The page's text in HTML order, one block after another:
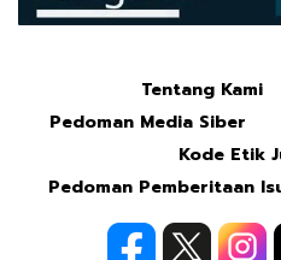
Tentang Kami
Pedoman Media Siber
Kode Etik
Pedoman Pemberitaan